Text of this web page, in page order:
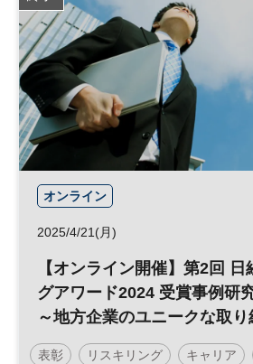
オンライン
2025/4/21(月)
【オンライン開催】第2回
グアワード2024 受賞事例研
～地方企業のユニークな取り
表彰 リスキリング キャリア